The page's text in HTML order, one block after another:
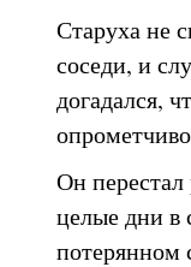
Старуха не
соседи, и
догадался,
Он перестал
целые дни в
потерянном